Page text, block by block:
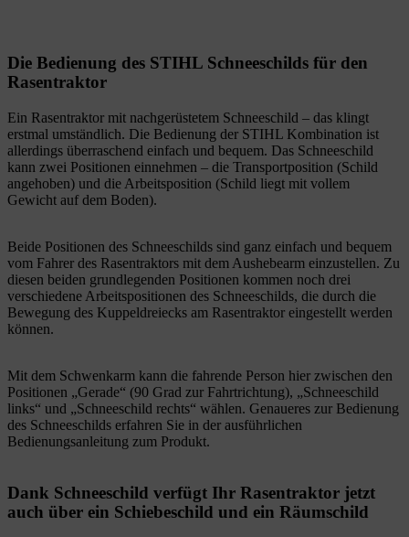
Die Bedienung des STIHL Schneeschilds für den
Rasentraktor
Ein Rasentraktor mit nachgerüstetem Schneeschild – das klingt
erstmal umständlich. Die Bedienung der STIHL Kombination ist
allerdings überraschend einfach und bequem. Das Schneeschild
kann zwei Positionen einnehmen – die Transportposition (Schild
angehoben) und die Arbeitsposition (Schild liegt mit vollem
Gewicht auf dem Boden).
Beide Positionen des Schneeschilds sind ganz einfach und bequem
vom Fahrer des Rasentraktors mit dem Aushebearm einzustellen. Zu
diesen beiden grundlegenden Positionen kommen noch drei
verschiedene Arbeitspositionen des Schneeschilds, die durch die
Bewegung des Kuppeldreiecks am Rasentraktor eingestellt werden
können.
Mit dem Schwenkarm kann die fahrende Person hier zwischen den
Positionen „Gerade“ (90 Grad zur Fahrtrichtung), „Schneeschild
links“ und „Schneeschild rechts“ wählen. Genaueres zur Bedienung
des Schneeschilds erfahren Sie in der ausführlichen
Bedienungsanleitung zum Produkt.
Dank Schneeschild verfügt Ihr Rasentraktor jetzt
auch über ein Schiebeschild und ein Räumschild